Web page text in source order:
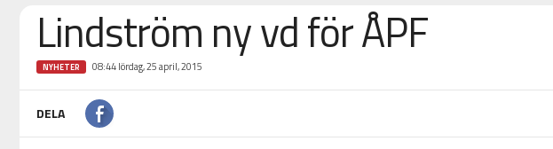
Lindström ny vd för ÅPF
NYHETER 08:44 lördag, 25 april, 2015
DELA